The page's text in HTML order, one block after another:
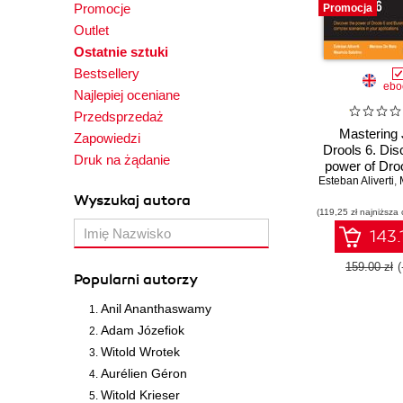
Promocje
Outlet
Ostatnie sztuki
Bestsellery
Najlepiej oceniane
Przedsprzedaż
Zapowiedzi
Druk na żądanie
Wyszukaj autora
Popularni autorzy
Anil Ananthaswamy
Adam Józefiok
Witold Wrotek
Aurélien Géron
Witold Krieser
Promocja
Mastering
Drools 6.
power of
Business
scenarios
Esteban Aliverti,
(119,25 zł
159.00 zł